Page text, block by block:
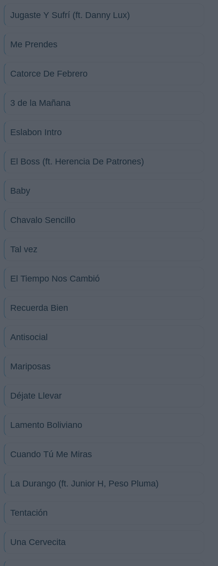
Jugaste Y Sufrí (ft. Danny Lux)
Me Prendes
Catorce De Febrero
3 de la Mañana
Eslabon Intro
El Boss (ft. Herencia De Patrones)
Baby
Chavalo Sencillo
Tal vez
El Tiempo Nos Cambió
Recuerda Bien
Antisocial
Mariposas
Déjate Llevar
Lamento Boliviano
Cuando Tú Me Miras
La Durango (ft. Junior H, Peso Pluma)
Tentación
Una Cervecita